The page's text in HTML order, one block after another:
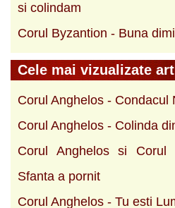
si colindam
Corul Byzantion - Buna
Cele mai vizualizate
Corul Anghelos - Condacul
Corul Anghelos - Colinda
Corul Anghelos si
Sfanta a pornit
Corul Anghelos - Tu esti